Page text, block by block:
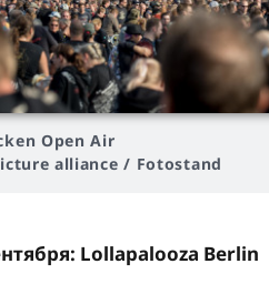
Open Air
alliance / Fotostand
Lollapalooza Berlin